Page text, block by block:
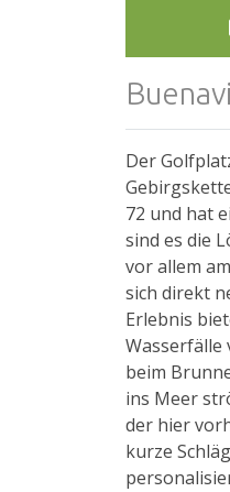
Der
72 und hat
sind es die
vor allem
sich direkt
Erlebnis
Wasserfälle
beim
ins Meer
der hier
kurze